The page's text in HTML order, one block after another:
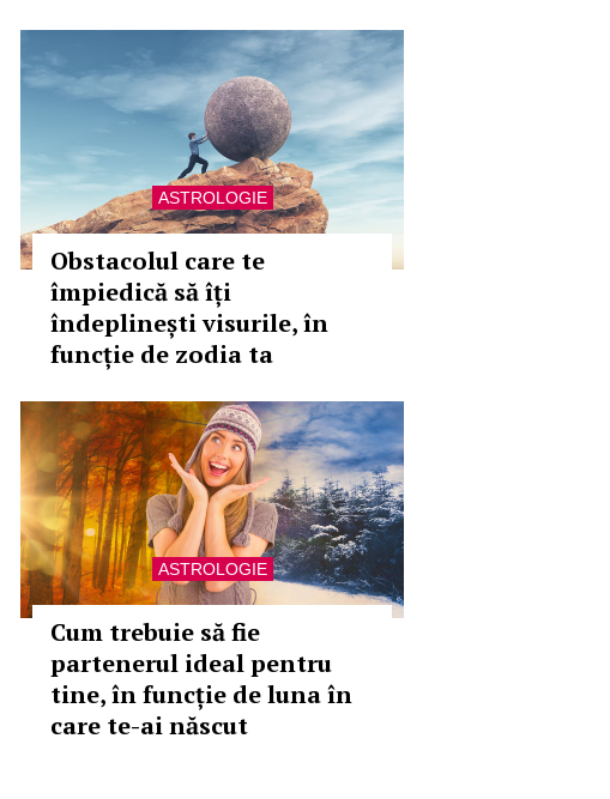
ASTROLOGIE
Obstacolul care te
împiedică să îți
îndeplinești visurile, în
funcție de zodia ta
ASTROLOGIE
Cum trebuie să fie
partenerul ideal pentru
tine, în funcție de luna în
care te-ai născut